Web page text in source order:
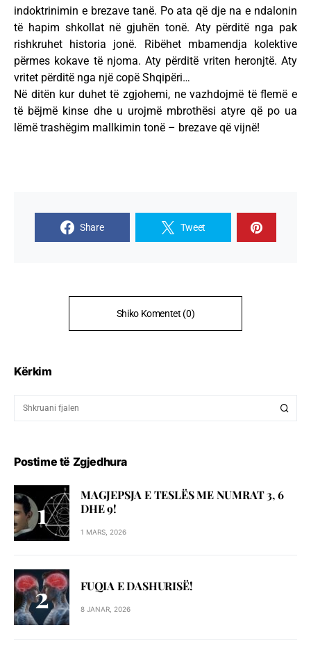
indoktrinimin e brezave tanë. Po ata që dje na e ndalonin
të hapim shkollat në gjuhën tonë. Aty përditë nga pak
rishkruhet historia jonë. Ribëhet mbamendja kolektive
përmes kokave të njoma. Aty përditë vriten heronjtë. Aty
vritet përditë nga një copë Shqipëri…
Në ditën kur duhet të zgjohemi, ne vazhdojmë të flemë e
të bëjmë kinse dhe u urojmë mbrothësi atyre që po ua
lëmë trashëgim mallkimin tonë – brezave që vijnë!
Share Tweet
Shiko Komentet (0)
Kërkim
Postime të Zgjedhura
MAGJEPSJA E TESLËS ME NUMRAT 3, 6
DHE 9!
1 MARS, 2026
FUQIA E DASHURISË!
8 JANAR, 2026